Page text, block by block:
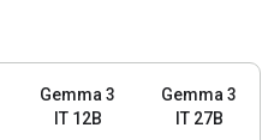
Gemma 3
IT 12B
Gemma 3
IT 27B